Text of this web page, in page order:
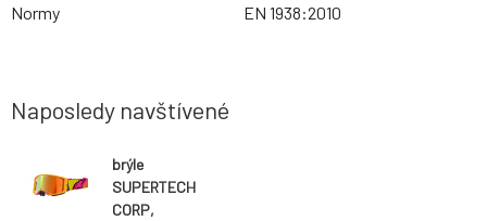
Normy
EN 1938:2010
Naposledy navštívené
brýle
SUPERTECH
CORP,